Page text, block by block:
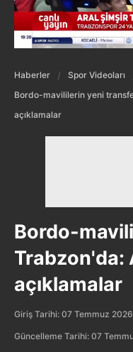
Haberler
Spor Videoları
Bordo-mavililerin yeni
açıklamalar
Bordo-
Trabzon'da:
açıklamalar
Giriş Tarihi: 07 Temmuz
Güncelleme Tarihi: 07